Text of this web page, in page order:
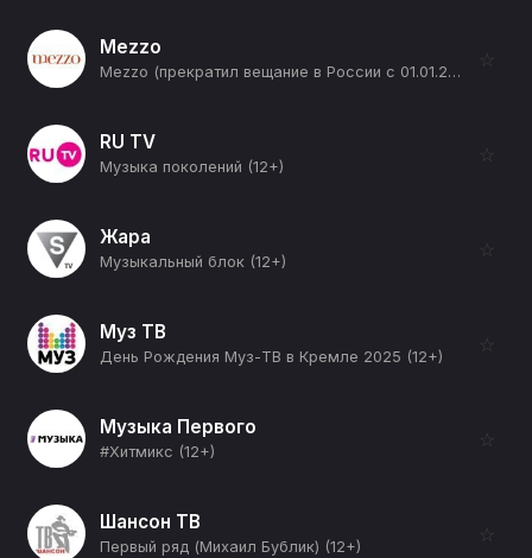
Mezzo
Mezzo (прекратил вещание в России с 01.01.2026) (12+)
☆
RU TV
Музыка поколений (12+)
☆
Жара
Музыкальный блок (12+)
☆
Муз ТВ
День Рождения Муз-ТВ в Кремле 2025 (12+)
☆
Музыка Первого
#Хитмикс (12+)
☆
Шансон ТВ
Первый ряд (Михаил Бублик) (12+)
☆